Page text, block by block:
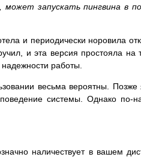
запускать пингвина в
и периодически норовила
и эта версия простояла на
работы.
весьма вероятны.
системы. Однако по-
наличествует в вашем